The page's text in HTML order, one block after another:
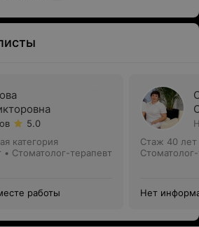
5.0
категория
• Стоматолог-терапевт
работы
Стаж 40 лет
Нет